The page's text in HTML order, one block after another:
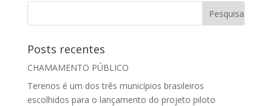
Posts recentes
CHAMAMENTO PÚBLICO
Terenos é um dos três municípios brasileiros
escolhidos para o lançamento do projeto piloto